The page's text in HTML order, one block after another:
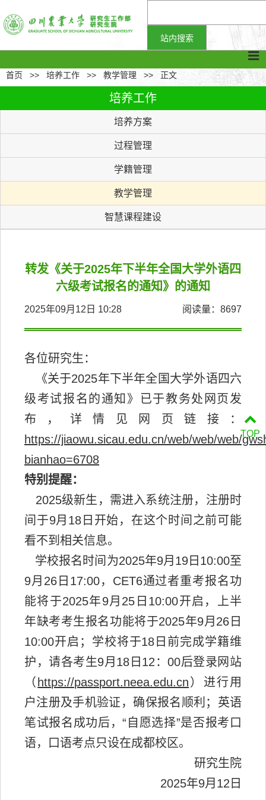
首页 >> 培养工作 >> 教学管理 >> 正文
培养工作
培养方案
过程管理
学籍管理
教学管理
智慧课程建设
转发《关于2025年下半年全国大学外语四
六级考试报名的通知》的通知
2025年09月12日 10:28 阅读量： 8697
各位研究生：
《关于2025年下半年全国大学外语四六
级考试报名的通知》已于教务处网页发
布，详情见网页链接：
https://jiaowu.sicau.edu.cn/web/web/web/
bianhao=6708
特别提醒：
2025级新生，需进入系统注册，注册时
间于9月18日开始，在这个时间之前可能
看不到相关信息。
学校报名时间为2025年9月19日10:00至
9月26日17:00，CET6通过者重考报名功
能将于2025年9月25日10:00开启，上半
年缺考考生报名功能将于2025年9月26日
10:00开启；学校将于18日前完成学籍维
护，请各考生9月18日12：00后登录网站
（ https://passport.neea.edu.cn ）进行用
户注册及手机验证，确保报名顺利；英语
笔试报名成功后，“自愿选择”是否报考口
语，口语考点只设在成都校区。
研究生院
2025年9月12日
TOP